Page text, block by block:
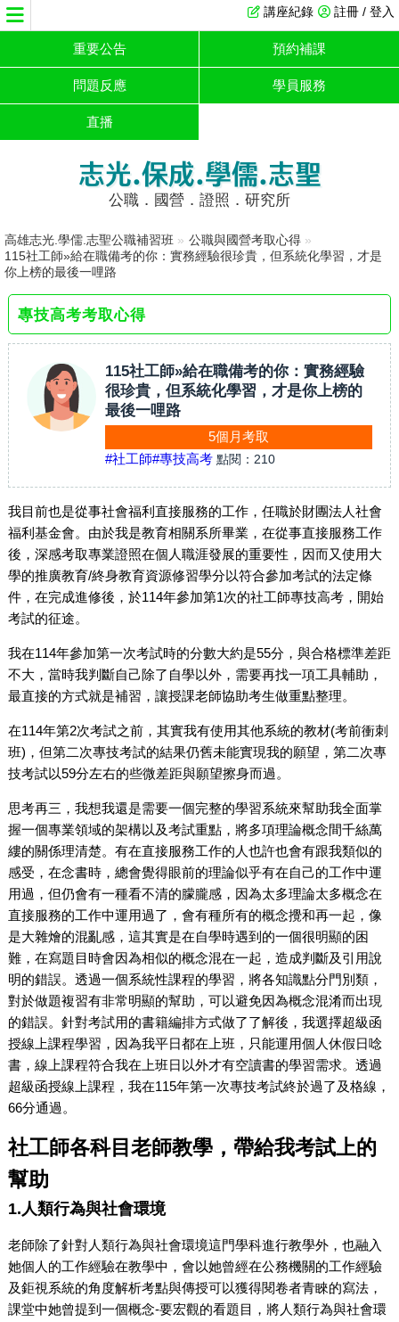
註冊 / 登入
講座紀錄
重要公告 預約補課
問題反應 學員服務
直播
志光.保成.學儒.志聖
公職．國營．證照．研究所
高雄志光.學儒.志聖公職補習班 » 公職與國營考取心得 »
115社工師»給在職備考的你：實務經驗很珍貴，但系統化學習，才是
你上榜的最後一哩路
專技高考考取心得
115社工師»給在職備考的你：實務經驗
很珍貴，但系統化學習，才是你上榜的
最後一哩路
5個月考取
#社工師#專技高考 點閱： 210
我目前也是從事社會福利直接服務的工作，任職於財團法人社會
福利基金會。由於我是教育相關系所畢業，在從事直接服務工作
後，深感考取專業證照在個人職涯發展的重要性，因而又使用大
學的推廣教育/終身教育資源修習學分以符合參加考試的法定條
件，在完成進修後，於114年參加第1次的社工師專技高考，開始
考試的征途。
我在114年參加第一次考試時的分數大約是55分，與合格標準差距
不大，當時我判斷自己除了自學以外，需要再找一項工具輔助，
最直接的方式就是補習，讓授課老師協助考生做重點整理。
在114年第2次考試之前，其實我有使用其他系統的教材(考前衝刺
班)，但第二次專技考試的結果仍舊未能實現我的願望，第二次專
技考試以59分左右的些微差距與願望擦身而過。
思考再三，我想我還是需要一個完整的學習系統來幫助我全面掌
握一個專業領域的架構以及考試重點，將多項理論概念間千絲萬
縷的關係理清楚。有在直接服務工作的人也許也會有跟我類似的
感受，在念書時，總會覺得眼前的理論似乎有在自己的工作中運
用過，但仍會有一種看不清的朦朧感，因為太多理論太多概念在
直接服務的工作中運用過了，會有種所有的概念攪和再一起，像
是大雜燴的混亂感，這其實是在自學時遇到的一個很明顯的困
難，在寫題目時會因為相似的概念混在一起，造成判斷及引用說
明的錯誤。透過一個系統性課程的學習，將各知識點分門別類，
對於做題複習有非常明顯的幫助，可以避免因為概念混淆而出現
的錯誤。針對考試用的書籍編排方式做了了解後，我選擇超級函
授線上課程學習，因為我平日都在上班，只能運用個人休假日唸
書，線上課程符合我在上班日以外才有空讀書的學習需求。透過
超級函授線上課程，我在115年第一次專技考試終於過了及格線，
66分通過。
社工師各科目老師教學，帶給我考試上的
幫助
1.人類行為與社會環境
老師除了針對人類行為與社會環境這門學科進行教學外，也融入
她個人的工作經驗在教學中，會以她曾經在公務機關的工作經驗
及鉅視系統的角度解析考點與傳授可以獲得閱卷者青睞的寫法，
課堂中她曾提到一個概念-要宏觀的看題目，將人類行為與社會環